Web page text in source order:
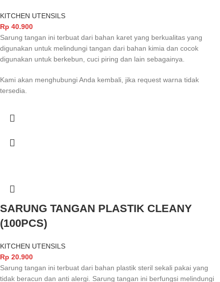
KITCHEN UTENSILS
Rp 40.900
Sarung tangan ini terbuat dari bahan karet yang berkualitas yang
digunakan untuk melindungi tangan dari bahan kimia dan cocok
digunakan untuk berkebun, cuci piring dan lain sebagainya.
Kami akan menghubungi Anda kembali, jika request warna tidak
tersedia.
SARUNG TANGAN PLASTIK CLEANY
(100PCS)
KITCHEN UTENSILS
Rp 20.900
Sarung tangan ini terbuat dari bahan plastik steril sekali pakai yang
tidak beracun dan anti alergi. Sarung tangan ini berfungsi melindungi